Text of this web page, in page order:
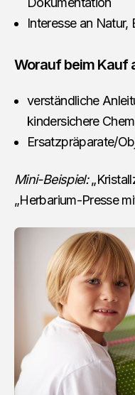
Interesse an Natur,
Worauf beim Kauf
verständliche
kindersichere
Ersatzpräparate/
Mini-Beispiel:
„Herbarium-Presse